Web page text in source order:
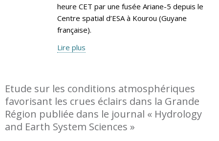
heure CET par une fusée Ariane-5 depuis le
Centre spatial d’ESA à Kourou (Guyane
française).
Lire plus
Etude sur les conditions atmosphériques
favorisant les crues éclairs dans la Grande
Région publiée dans le journal « Hydrology
and Earth System Sciences »